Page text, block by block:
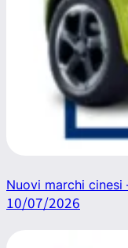
Nuovi marchi cinesi
10/07/2026